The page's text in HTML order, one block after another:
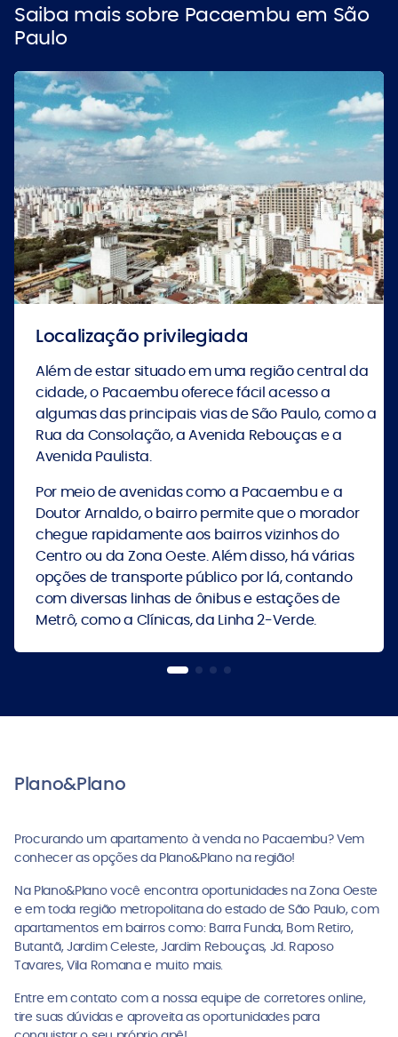
Saiba mais sobre Pacaembu em São
Paulo
Localização privilegiada
Além de estar situado em uma região central da
cidade, o Pacaembu oferece fácil acesso a
algumas das principais vias de São Paulo, como a
Rua da Consolação, a Avenida Rebouças e a
Avenida Paulista.
Por meio de avenidas como a Pacaembu e a
Doutor Arnaldo, o bairro permite que o morador
chegue rapidamente aos bairros vizinhos do
Centro ou da Zona Oeste. Além disso, há várias
opções de transporte público por lá, contando
com diversas linhas de ônibus e estações de
Metrô, como a Clínicas, da Linha 2-Verde.
Plano&Plano
Procurando um apartamento à venda no Pacaembu? Vem
conhecer as opções da Plano&Plano na região!
Na Plano&Plano você encontra oportunidades na Zona Oeste
e em toda região metropolitana do estado de São Paulo, com
apartamentos em bairros como: Barra Funda, Bom Retiro,
Butantã, Jardim Celeste, Jardim Rebouças, Jd. Raposo
Tavares, Vila Romana e muito mais.
Entre em contato com a nossa equipe de corretores online,
tire suas dúvidas e aproveita as oportunidades para